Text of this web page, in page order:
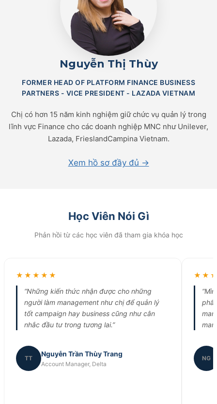
Nguyễn Thị Thùy
FORMER HEAD OF PLATFORM FINANCE BUSINESS
PARTNERS - VICE PRESIDENT - LAZADA VIETNAM
Chị có hơn 15 năm kinh nghiệm giữ chức vụ quản lý trong
lĩnh vực Finance cho các doanh nghiệp MNC như Unilever,
Lazada, FrieslandCampina Vietnam.
Xem hồ sơ đầy đủ →
Học Viên Nói Gì
Phản hồi từ các học viên đã tham gia khóa học
★★★★★
“Những kiến thức nhận được cho những
người làm management như chị để quản lý
tốt campaign hay business cũng như cân
nhắc đầu tư trong tương lai.”
TT
Nguyễn Trần Thùy Trang
Account Manager, Delta
NG